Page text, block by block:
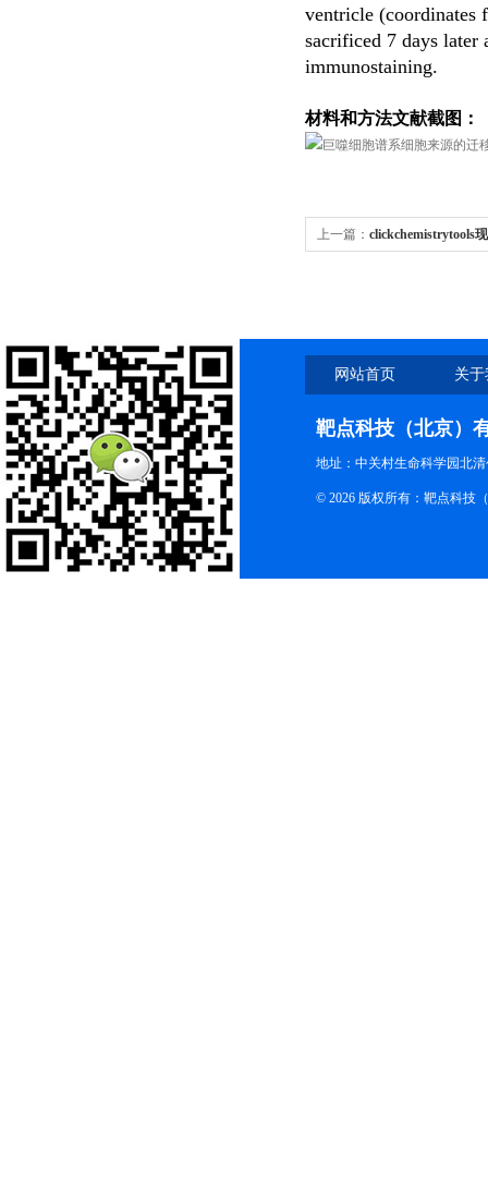
ventricle (coordinates
sacrificed 7 days later
immunostaining.
材料和方法文献截图：
上一篇： clickchemistrytools
网站首页 关
靶点科技（北京）
地址：中关村生命科学园北
© 2026 版权所有：靶点科技